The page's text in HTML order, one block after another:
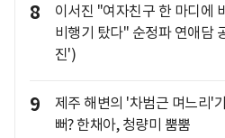
8
이서진 "여자친구 한 마디에
비행기 탔다" 순정파 연애담
진')
9
제주 해변의 '차범근 며느리'
뻐? 한채아, 청량미 뿜뿜